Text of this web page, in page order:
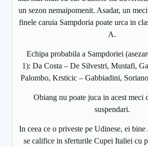
un sezon nemaipomenit. Asadar, un
finele caruia Sampdoria poate urca in
A.
Echipa probabila a Sampdoriei
1): Da Costa – De Silvestri, Mustafi,
Palombo, Krsticic – Gabbiadini,
Obiang nu poate juca in acest meci
suspendari.
In ceea ce o priveste pe Udinese, ei bine
se califice in sferturile Cupei Italiei cu